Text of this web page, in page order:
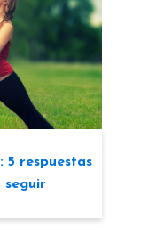
respuestas
seguir